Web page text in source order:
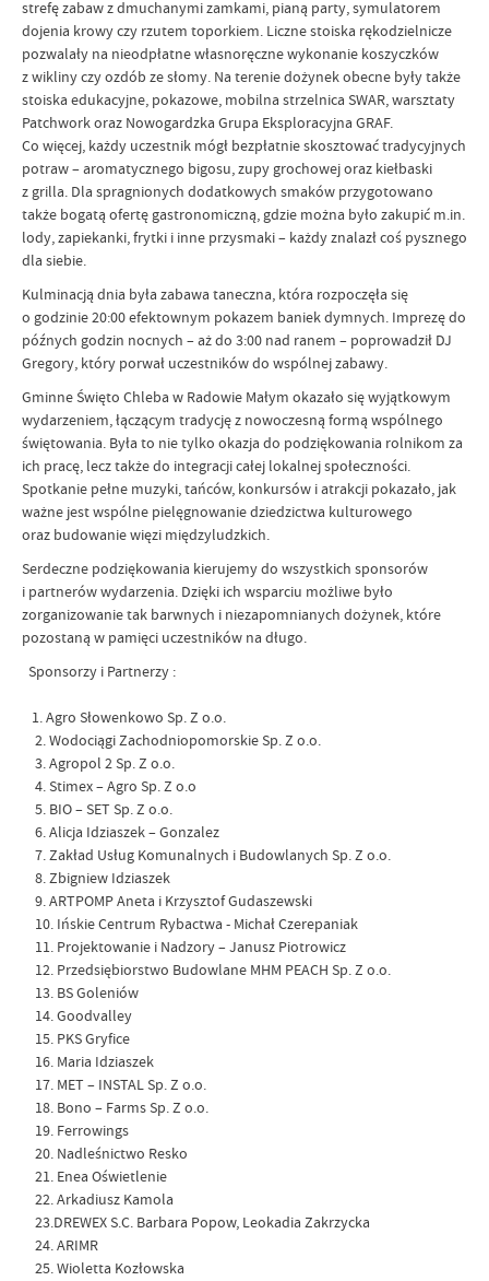
strefę zabaw z dmuchanymi zamkami, pianą party, symulatorem
dojenia krowy czy rzutem toporkiem. Liczne stoiska rękodzielnicze
pozwalały na nieodpłatne własnoręczne wykonanie koszyczków
z wikliny czy ozdób ze słomy. Na terenie dożynek obecne były także
stoiska edukacyjne, pokazowe, mobilna strzelnica SWAR, warsztaty
Patchwork oraz Nowogardzka Grupa Eksploracyjna GRAF.
Co więcej, każdy uczestnik mógł bezpłatnie skosztować tradycyjnych
potraw – aromatycznego bigosu, zupy grochowej oraz kiełbaski
z grilla. Dla spragnionych dodatkowych smaków przygotowano
także bogatą ofertę gastronomiczną, gdzie można było zakupić m.in.
lody, zapiekanki, frytki i inne przysmaki – każdy znalazł coś pysznego
dla siebie.
Kulminacją dnia była zabawa taneczna, która rozpoczęła się
o godzinie 20:00 efektownym pokazem baniek dymnych. Imprezę do
późnych godzin nocnych – aż do 3:00 nad ranem – poprowadził DJ
Gregory, który porwał uczestników do wspólnej zabawy.
Gminne Święto Chleba w Radowie Małym okazało się wyjątkowym
wydarzeniem, łączącym tradycję z nowoczesną formą wspólnego
świętowania. Była to nie tylko okazja do podziękowania rolnikom za
ich pracę, lecz także do integracji całej lokalnej społeczności.
Spotkanie pełne muzyki, tańców, konkursów i atrakcji pokazało, jak
ważne jest wspólne pielęgnowanie dziedzictwa kulturowego
oraz budowanie więzi międzyludzkich.
Serdeczne podziękowania kierujemy do wszystkich sponsorów
i partnerów wydarzenia. Dzięki ich wsparciu możliwe było
zorganizowanie tak barwnych i niezapomnianych dożynek, które
pozostaną w pamięci uczestników na długo.
Sponsorzy i Partnerzy :
1. Agro Słowenkowo Sp. Z o.o.
2. Wodociągi Zachodniopomorskie Sp. Z o.o.
3. Agropol 2 Sp. Z o.o.
4. Stimex – Agro Sp. Z o.o
5. BIO – SET Sp. Z o.o.
6. Alicja Idziaszek – Gonzalez
7. Zakład Usług Komunalnych i Budowlanych Sp. Z o.o.
8. Zbigniew Idziaszek
9. ARTPOMP Aneta i Krzysztof Gudaszewski
10. Ińskie Centrum Rybactwa - Michał Czerepaniak
11. Projektowanie i Nadzory – Janusz Piotrowicz
12. Przedsiębiorstwo Budowlane MHM PEACH Sp. Z o.o.
13. BS Goleniów
14. Goodvalley
15. PKS Gryfice
16. Maria Idziaszek
17. MET – INSTAL Sp. Z o.o.
18. Bono – Farms Sp. Z o.o.
19. Ferrowings
20. Nadleśnictwo Resko
21. Enea Oświetlenie
22. Arkadiusz Kamola
23.DREWEX S.C. Barbara Popow, Leokadia Zakrzycka
24. ARIMR
25. Wioletta Kozłowska